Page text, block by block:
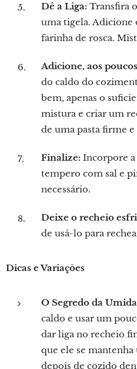
Dê a Liga: Transfira
uma tigela. Adicione
farinha de rosca.
Adicione, aos poucos
do caldo do
bem, apenas o
mistura e criar um
de uma pasta firme e
Finalize: Incorpore a
tempero com sal e
necessário.
Deixe o recheio
de usá-lo para
Dicas e Variações
O Segredo da
caldo e usar um
dar liga no recheio
que ele se
depois de cozido